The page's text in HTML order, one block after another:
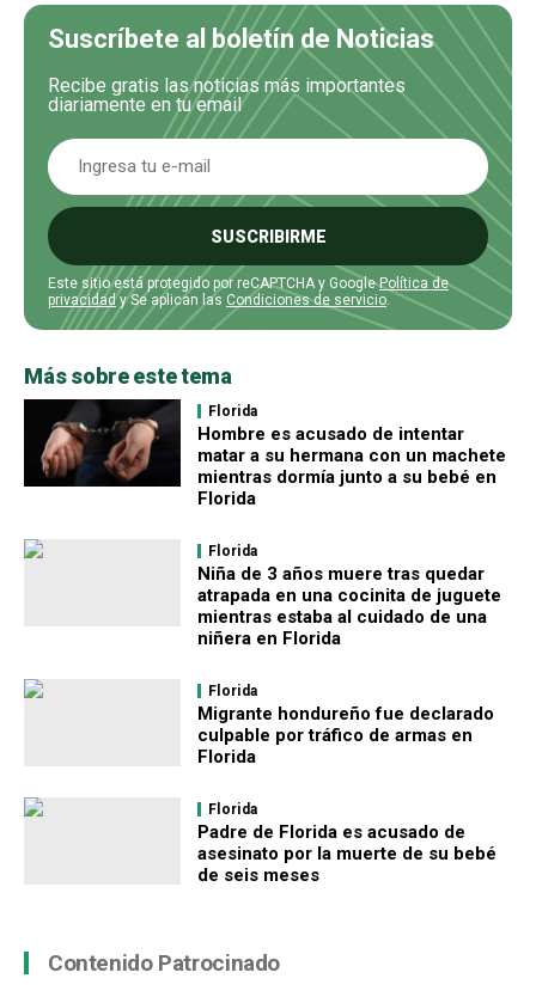
Suscríbete al boletín de Noticias
Recibe gratis las noticias más importantes
diariamente en tu email
SUSCRIBIRME
Este sitio está protegido por reCAPTCHA y GooglePolítica de
privacidady Se aplican las Condiciones de servicio.
Más sobre este tema
Florida
Hombre es acusado de intentar
matar a su hermana con un machete
mientras dormía junto a su bebé en
Florida
Florida
Niña de 3 años muere tras quedar
atrapada en una cocinita de juguete
mientras estaba al cuidado de una
niñera en Florida
Florida
Migrante hondureño fue declarado
culpable por tráfico de armas en
Florida
Florida
Padre de Florida es acusado de
asesinato por la muerte de su bebé
de seis meses
Contenido Patrocinado